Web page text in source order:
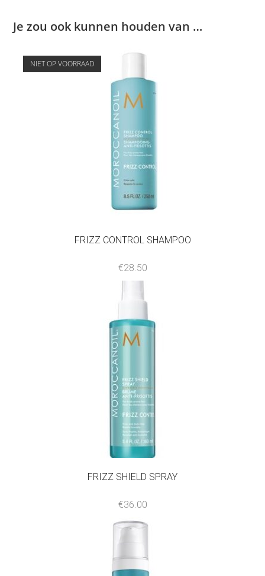
Je zou ook kunnen houden van …
NIET OP VOORRAAD
FRIZZ CONTROL SHAMPOO
€28.50
FRIZZ SHIELD SPRAY
€36.00